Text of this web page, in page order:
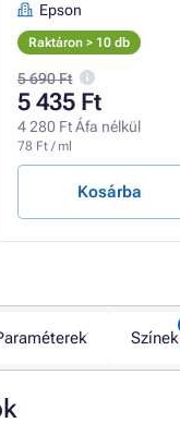
Epson
Raktáron > 10 db
5 690 Ft
5 435 Ft
4 280 Ft Áfa nélkül
78 Ft / ml
Kosárba
Színek